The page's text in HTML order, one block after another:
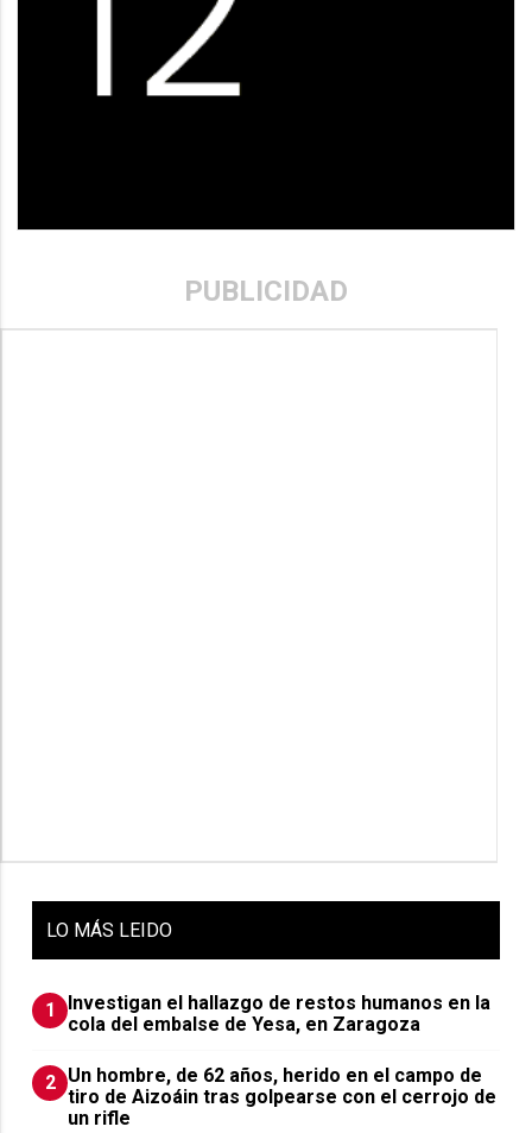
PUBLICIDAD
LO MÁS LEIDO
1
Investigan el hallazgo de restos humanos en la
cola del embalse de Yesa, en Zaragoza
2 Un hombre, de 62 años, herido en el campo de
tiro de Aizoáin tras golpearse con el cerrojo de
un rifle